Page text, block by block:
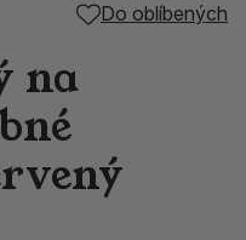
Do oblíbených
na